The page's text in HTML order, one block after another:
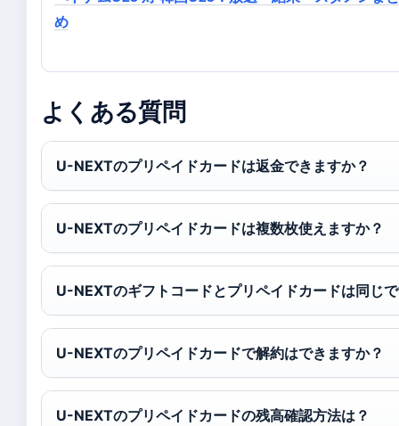
め
よくある質問
U-NEXTのプリペイドカードは返金できますか？
U-NEXTのプリペイドカードは複数枚使えますか？
U-NEXTのギフトコードとプリペイドカードは同じ
U-NEXTのプリペイドカードで解約はできますか？
U-NEXTのプリペイドカードの残高確認方法は？